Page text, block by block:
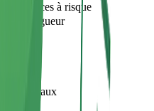
espaces à risque
en vigueur
Bureaux